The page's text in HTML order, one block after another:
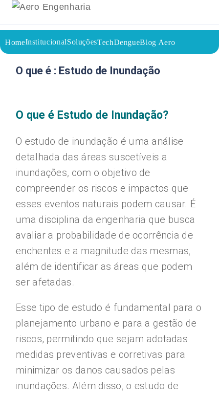
HomeInstitucionalSoluçõesTechDengueBlog Aero
01/08/2023
Voltar a página inicial do blog
O que é : Estudo de Inundação
O que é Estudo de Inundação?
O estudo de inundação é uma análise
detalhada das áreas suscetíveis a
inundações, com o objetivo de
compreender os riscos e impactos que
esses eventos naturais podem causar. É
uma disciplina da engenharia que busca
avaliar a probabilidade de ocorrência de
enchentes e a magnitude das mesmas,
além de identificar as áreas que podem
ser afetadas.
Esse tipo de estudo é fundamental para o
planejamento urbano e para a gestão de
riscos, permitindo que sejam adotadas
medidas preventivas e corretivas para
minimizar os danos causados pelas
inundações. Além disso, o estudo de